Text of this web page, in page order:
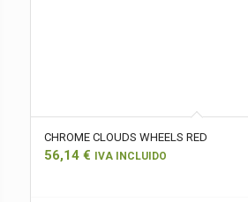
CHROME CLOUDS WHEELS RED
56,14 € IVA INCLUIDO